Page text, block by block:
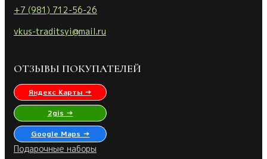
+7 (981) 712-56-26
vkus-traditsyi@mail.ru
ОТЗЫВЫ ПОКУПАТЕЛЕЙ
Яндекс Карты →
2gis →
Google Maps →
Подарочные наборы